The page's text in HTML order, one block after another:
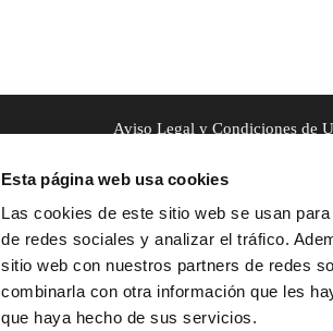
Esta página web usa cookies
Las cookies de este sitio web se usan
de redes sociales y analizar el tráfico.
sitio web con nuestros partners de redes
combinarla con otra información que les
que haya hecho de sus servicios.
Aviso Legal y Condiciones de